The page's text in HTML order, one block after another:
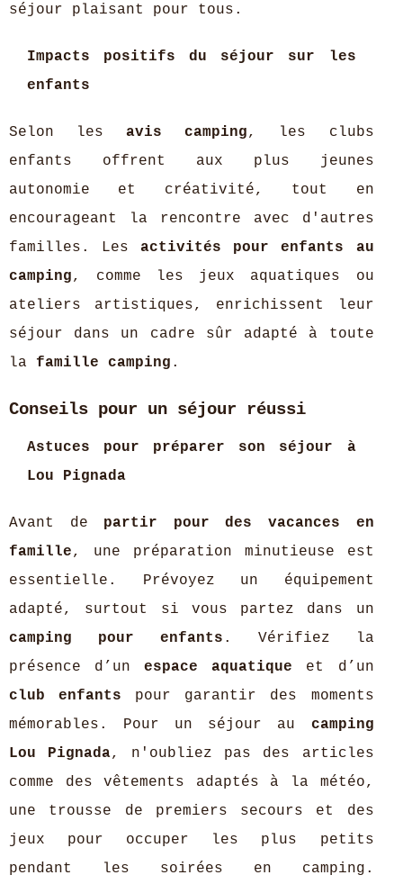
séjour plaisant pour tous.
Impacts positifs du séjour sur les
enfants
Selon lesavis camping, les clubs
enfants offrent aux plus jeunes
autonomie et créativité, tout en
encourageant la rencontre avec d'autres
familles. Lesactivités pour enfants au
camping, comme les jeux aquatiques ou
ateliers artistiques, enrichissent leur
séjour dans un cadre sûr adapté à toute
la famille camping .
Conseils pour un séjour réussi
Astuces pour préparer son séjour à
Lou Pignada
Avant de partir pour des vacances en
famille, une préparation minutieuse est
essentielle. Prévoyez un équipement
adapté, surtout si vous partez dans un
camping pour enfants . Vérifiez la
présence d’unespace aquatique et d’un
club enfants pour garantir des moments
mémorables. Pour un séjour au camping
Lou Pignada, n'oubliez pas des articles
comme des vêtements adaptés à la météo,
une trousse de premiers secours et des
jeux pour occuper les plus petits
pendant les soirées en camping.